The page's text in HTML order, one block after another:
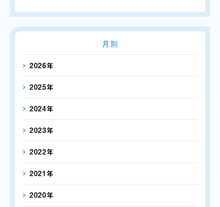
月別
2026年
2025年
2024年
2023年
2022年
2021年
2020年